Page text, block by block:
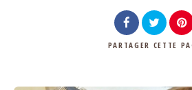
PARTAGER CETTE